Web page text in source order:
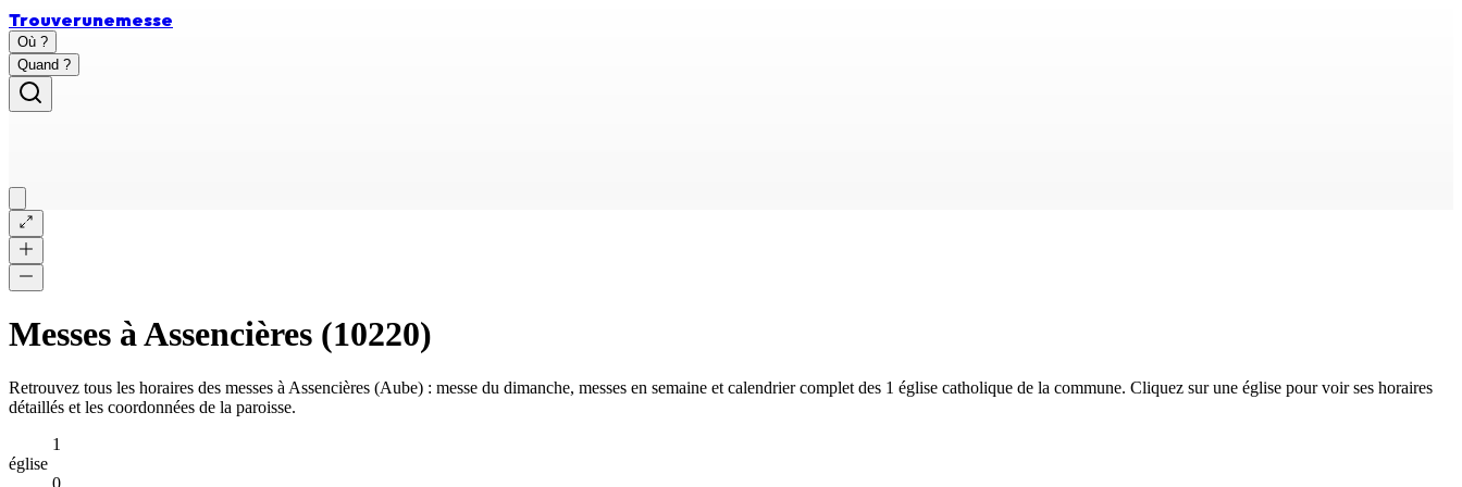
Trouverunemesse
Où ?
Quand ?
Messes àAssencières (10220)
Retrouvez tous les horaires des messes à Assencières (Aube) : messe du dimanche, messes en semaine et calendrier complet des 1 église catholique de la commune. Cliquez sur une église pour voir ses horaires
détaillés et les coordonnées de la paroisse.
1
église
0